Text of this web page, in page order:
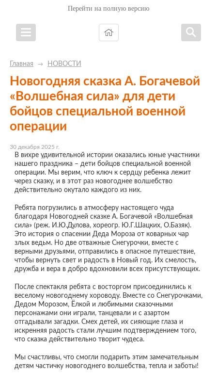
Перейти на полную версию
Главная → НОВОСТИ
Новогодняя сказка А. Богачевой
«Волшебная сила» для дети
бойцов специальной военной
операции
30 декабря 2025 г.
В вихре удивительной истории оказались юные участники
нашего праздника – дети бойцов специальной военной
операции. Мы верим, что ключ к сердцу ребенка лежит
через сказку, и в этот раз новогоднее волшебство
действительно окутало каждого из них.
Ребята погрузились в атмосферу настоящего чуда
благодаря Новогодней сказке А. Богачевой «Волшебная
сила» (реж. И.Ю.Дулова, хореогр. Ю.Г.Шацких, О.Базяк).
Это история о спасении Деда Мороза от коварных чар
злых ведьм. Но две отважные Снегурочки, вместе с
верными друзьями, отправились в опасное путешествие,
чтобы вернуть свет и радость в Новый год. Их смелость,
дружба и вера в добро вдохновили всех присутствующих.
После спектакля ребята с восторгом присоединились к
веселому новогоднему хороводу. Вместе со Снегурочками,
Дедом Морозом, Ёлкой и любимыми сказочными
персонажами они играли, танцевали и с азартом
отгадывали загадки. Смех детей, их сияющие глаза и
искренняя радость стали лучшим подтверждением того,
что сказка действительно творит чудеса.
Мы счастливы, что смогли подарить этим замечательным
детям частичку новогоднего волшебства, тепла и заботы!